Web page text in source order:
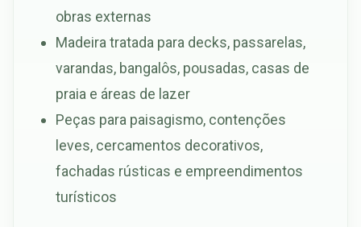
obras externas
Madeira tratada para decks, passarelas,
varandas, bangalôs, pousadas, casas de
praia e áreas de lazer
Peças para paisagismo, contenções
leves, cercamentos decorativos,
fachadas rústicas e empreendimentos
turísticos